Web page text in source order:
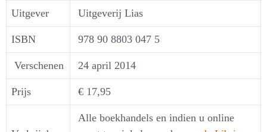
Uitgever Uitgeverij Lias
ISBN 978 90 8803 047 5
Verschenen 24 april 2014
Prijs € 17,95
Alle boekhandels en indien u online